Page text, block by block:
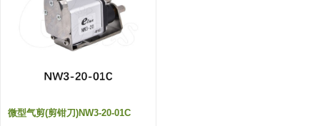
微型气剪(剪钳刀)NW3-20-01C
电源通信10单元 (4)
吸盘(附EP海绵)
吸盘用配件(EP海绵、静电消除
带金具吸盘(扁平真空式)